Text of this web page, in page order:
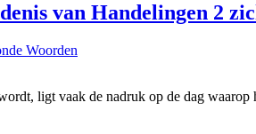
van Handelingen 2
Woorden
ligt vaak de nadruk op de dag